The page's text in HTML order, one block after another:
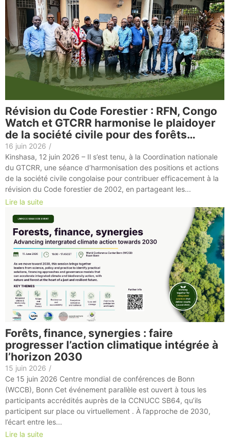
Révision du Code Forestier : RFN, Congo
Watch et GTCRR harmonise le plaidoyer
de la société civile pour des forêts…
16 juin 2026 /
Kinshasa, 12 juin 2026 – Il s’est tenu, à la Coordination nationale
du GTCRR, une séance d’harmonisation des positions et actions
de la société civile congolaise pour contribuer efficacement à la
révision du Code forestier de 2002, en partageant les...
Lire la suite
Forêts, finance, synergies : faire
progresser l’action climatique intégrée à
l’horizon 2030
15 juin 2026 /
Ce 15 juin 2026 Centre mondial de conférences de Bonn
(WCCB), Bonn Cet événement parallèle est ouvert à tous les
participants accrédités auprès de la CCNUCC SB64, qu’ils
participent sur place ou virtuellement . À l’approche de 2030,
l’écart entre les...
Lire la suite